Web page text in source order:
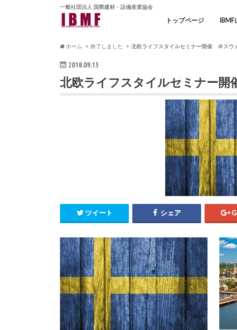
一般社団法人 国際建材・設備産業協会
トップページ IBMF
ホーム 終了しました 北欧ライフスタイルセミナー開催 ＠スウ
2018.09.15
北欧ライフスタイルセミナー
ツイート シェア